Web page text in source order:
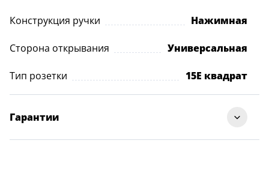
Конструкция ручки Нажимная
Сторона открывания Универсальная
Тип розетки 15E квадрат
Гарантии